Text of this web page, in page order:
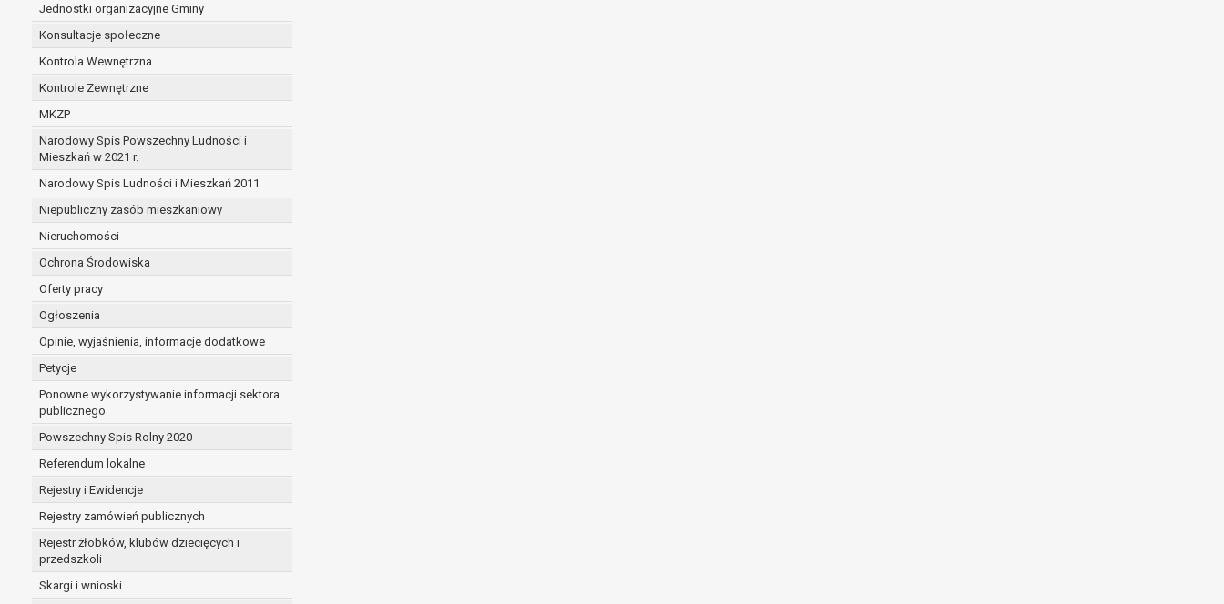
Jednostki organizacyjne Gminy
Konsultacje społeczne
Kontrola Wewnętrzna
Kontrole Zewnętrzne
MKZP
Narodowy Spis Powszechny Ludności i
Mieszkań w 2021 r.
Narodowy Spis Ludności i Mieszkań 2011
Niepubliczny zasób mieszkaniowy
Nieruchomości
Ochrona Środowiska
Oferty pracy
Ogłoszenia
Opinie, wyjaśnienia, informacje dodatkowe
Petycje
Ponowne wykorzystywanie informacji sektora
publicznego
Powszechny Spis Rolny 2020
Referendum lokalne
Rejestry i Ewidencje
Rejestry zamówień publicznych
Rejestr żłobków, klubów dziecięcych i
przedszkoli
Skargi i wnioski